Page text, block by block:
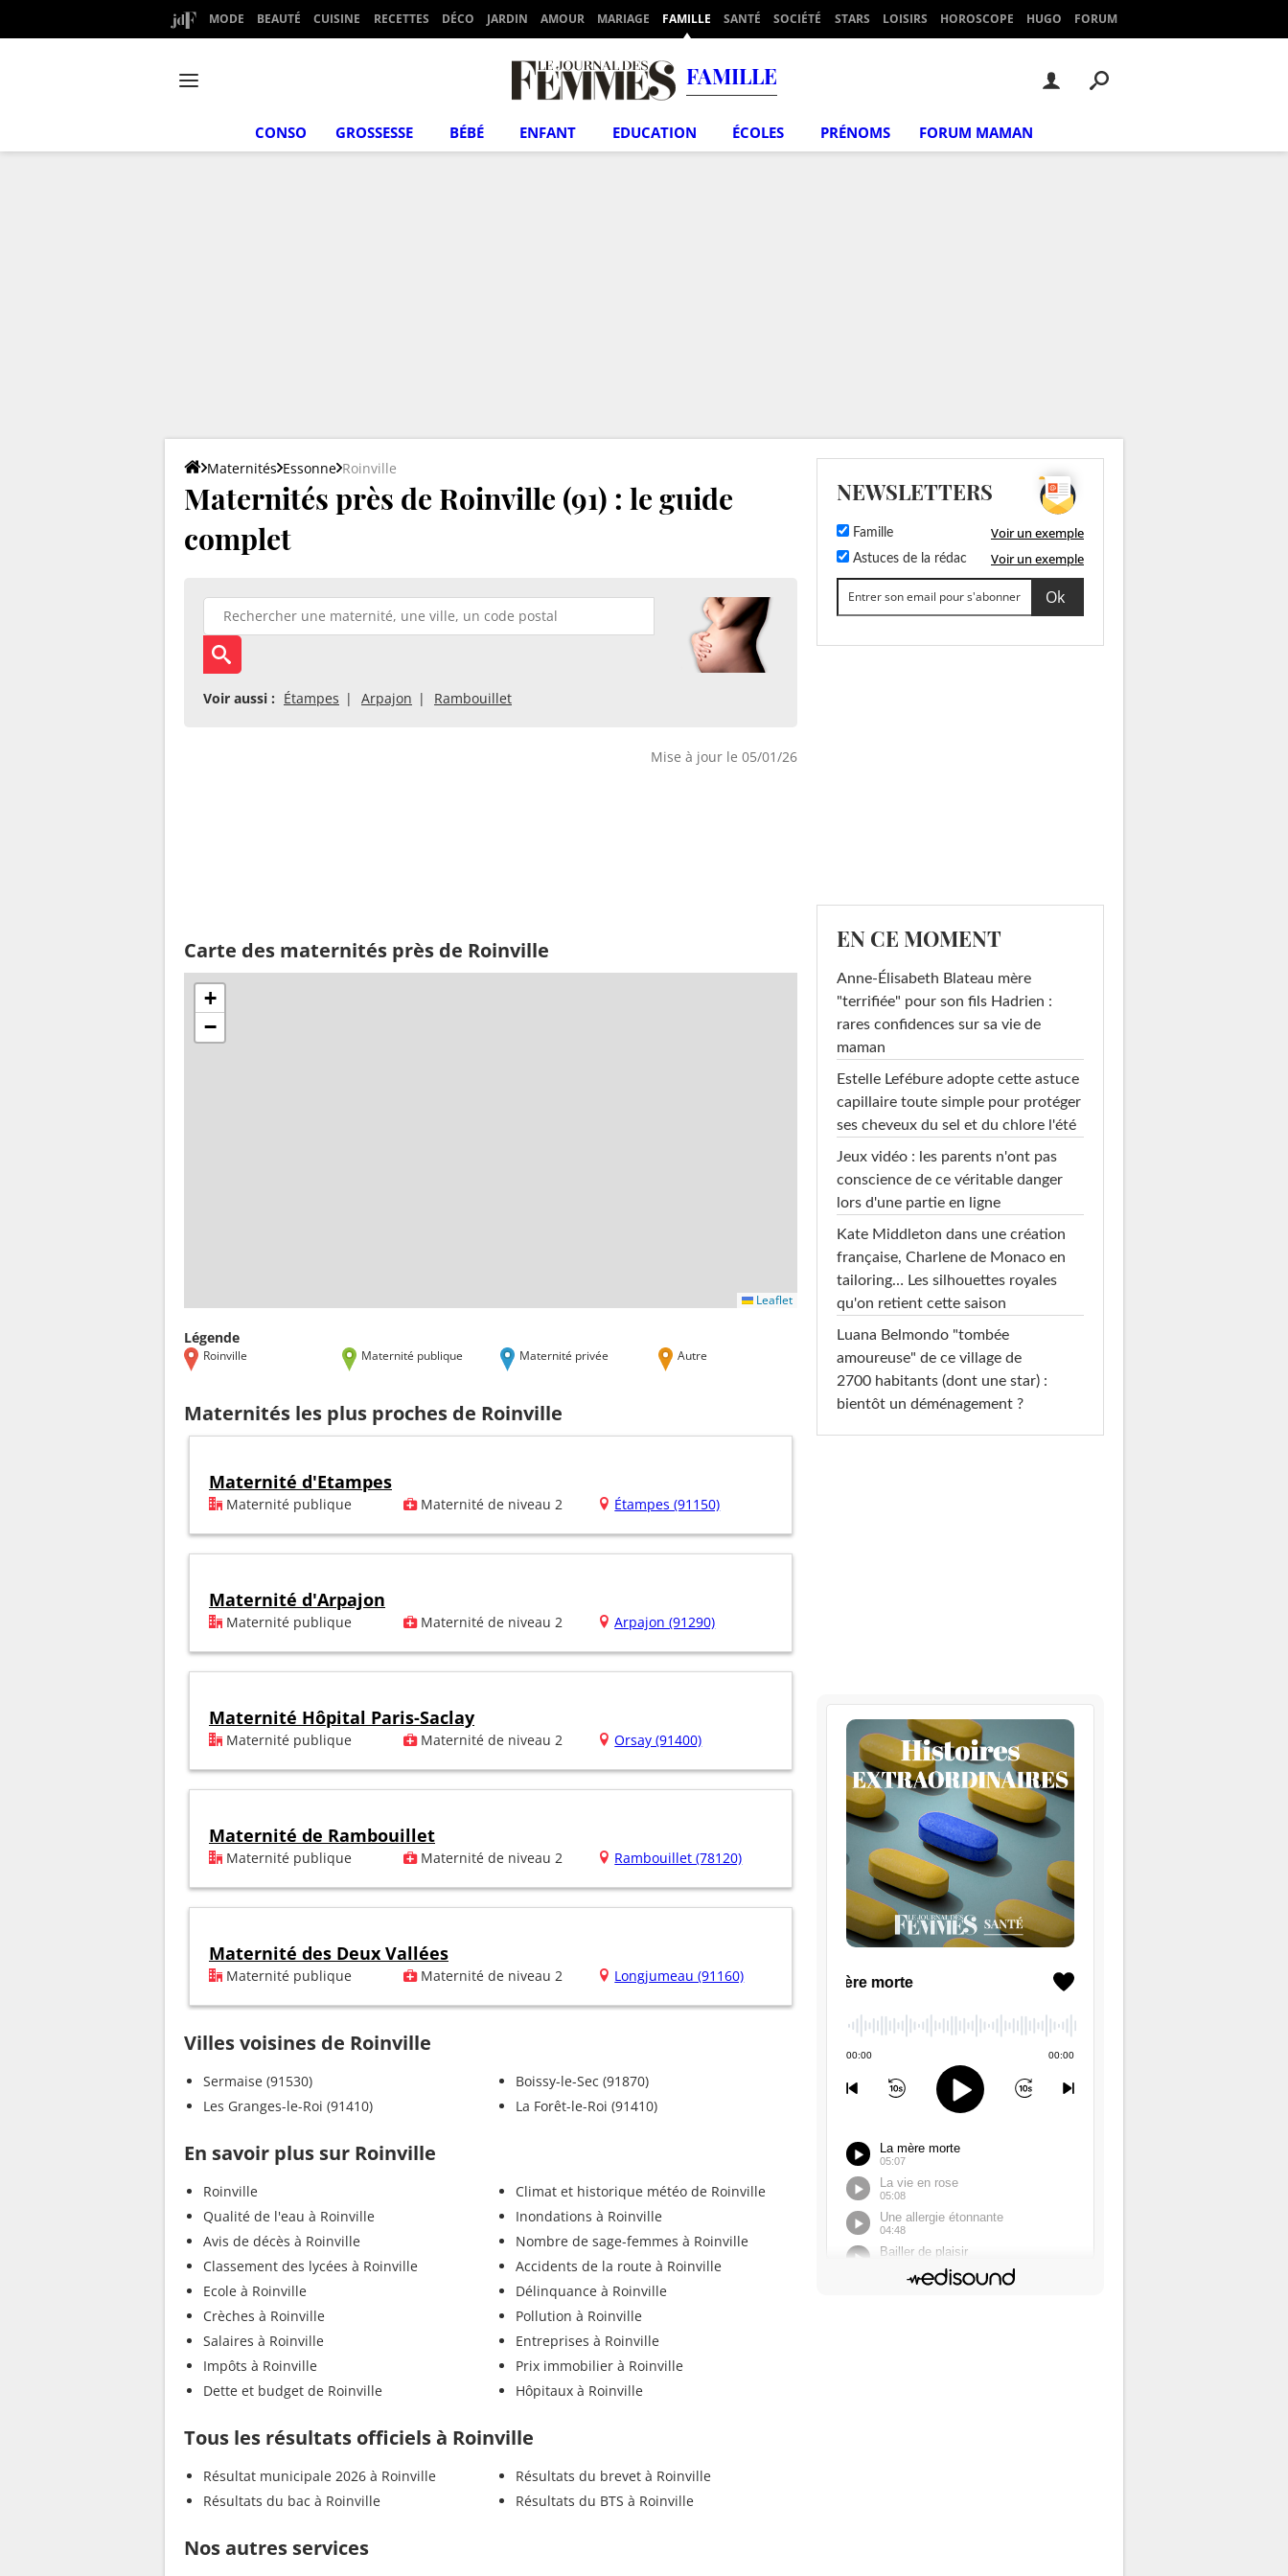
MODE BEAUTÉ CUISINE RECETTES DÉCO JARDIN AMOUR MARIAGE FAMILLE SANTÉ SOCIÉTÉ STARS LOISIRS HOROSCOPE HUGO FORUM
FAMILLE
CONSO GROSSESSE BÉBÉ ENFANT EDUCATION ÉCOLES PRÉNOMS FORUM MAMAN
Maternités Essonne Roinville
Maternités près de Roinville (91) : le guide
complet
Voir aussi : Étampes Arpajon Rambouillet
Mise à jour le 05/01/26
Carte des maternités près de Roinville
+
−
Leaflet
Légende
Roinville Maternité publique Maternité privée Autre
Maternités les plus proches de Roinville
Maternité d'Etampes
Maternité publique Maternité de niveau 2 Étampes (91150)
Maternité d'Arpajon
Maternité publique Maternité de niveau 2 Arpajon (91290)
Maternité Hôpital Paris-Saclay
Maternité publique Maternité de niveau 2 Orsay (91400)
Maternité de Rambouillet
Maternité publique Maternité de niveau 2 Rambouillet (78120)
Maternité des Deux Vallées
Maternité publique Maternité de niveau 2 Longjumeau (91160)
Villes voisines de Roinville
Sermaise (91530)
Les Granges-le-Roi (91410)
Boissy-le-Sec (91870)
La Forêt-le-Roi (91410)
En savoir plus sur Roinville
Roinville
Qualité de l'eau à Roinville
Avis de décès à Roinville
Classement des lycées à Roinville
Ecole à Roinville
Crèches à Roinville
Salaires à Roinville
Impôts à Roinville
Dette et budget de Roinville
Climat et historique météo de Roinville
Inondations à Roinville
Nombre de sage-femmes à Roinville
Accidents de la route à Roinville
Délinquance à Roinville
Pollution à Roinville
Entreprises à Roinville
Prix immobilier à Roinville
Hôpitaux à Roinville
Tous les résultats officiels à Roinville
Résultat municipale 2026 à Roinville
Résultats du bac à Roinville
Résultats du brevet à Roinville
Résultats du BTS à Roinville
Nos autres services
NEWSLETTERS
Famille Voir un exemple
Astuces de la rédac Voir un exemple
EN CE MOMENT
Anne-Élisabeth Blateau mère
"terrifiée" pour son fils Hadrien :
rares confidences sur sa vie de
maman
Estelle Lefébure adopte cette astuce
capillaire toute simple pour protéger
ses cheveux du sel et du chlore l'été
Jeux vidéo : les parents n'ont pas
conscience de ce véritable danger
lors d'une partie en ligne
Kate Middleton dans une création
française, Charlene de Monaco en
tailoring… Les silhouettes royales
qu'on retient cette saison
Luana Belmondo "tombée
amoureuse" de ce village de
2700 habitants (dont une star) :
bientôt un déménagement ?